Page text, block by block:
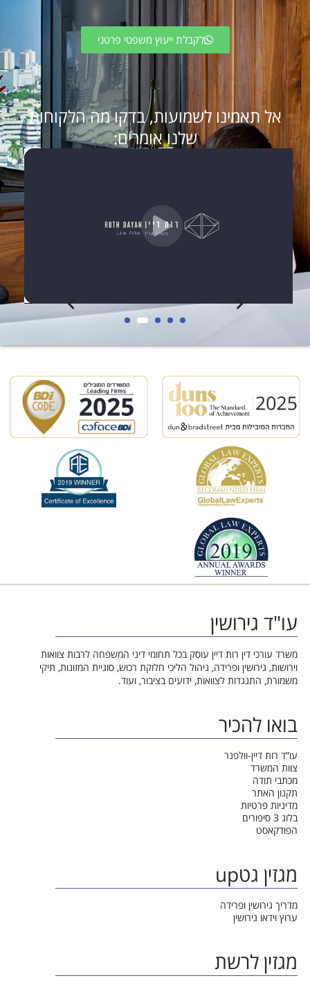
לקבלת ייעוץ משפטי פרטני
אל תאמינו לשמועות, בדקו מה הלקוחות
שלנו אומרים:
עו"ד גירושין
משרד עורכי דין רות דיין עוסק בכל תחומי דיני המשפחה לרבות צוואות
וירושות, גירושין ופרידה, ניהול הליכי חלוקת רכוש, סוגיית המזונות, תיקי
משמורת, התנגדות לצוואות, ידועים בציבור, ועוד.
בואו להכיר
עו”ד רות דיין-וולפנר
צוות המשרד
מכתבי תודה
תקנון האתר
מדיניות פרטיות
בלוג 3 סיפורים
הפודקאסט
מגזין גטup
מדריך גירושין ופרידה
ערוץ וידאו גירושין
מגזין לרשת